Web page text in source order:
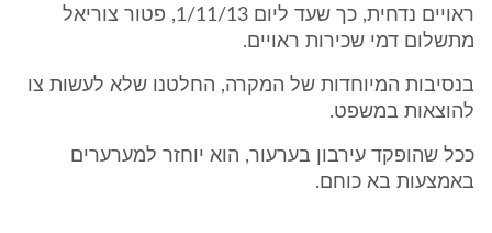
ראויים נדחית, כך שעד ליום 1/11/13, פטור צוריאל
מתשלום דמי שכירות ראויים.
בנסיבות המיוחדות של המקרה, החלטנו שלא לעשות צו
להוצאות במשפט.
ככל שהופקד עירבון בערעור, הוא יוחזר למערערים
באמצעות בא כוחם.